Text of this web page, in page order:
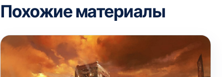
Похожие материалы